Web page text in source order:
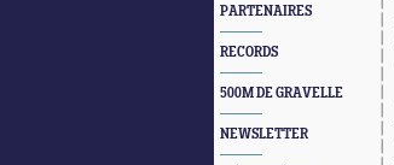
PARTENAIRES
RECORDS
500M DE GRAVELLE
NEWSLETTER